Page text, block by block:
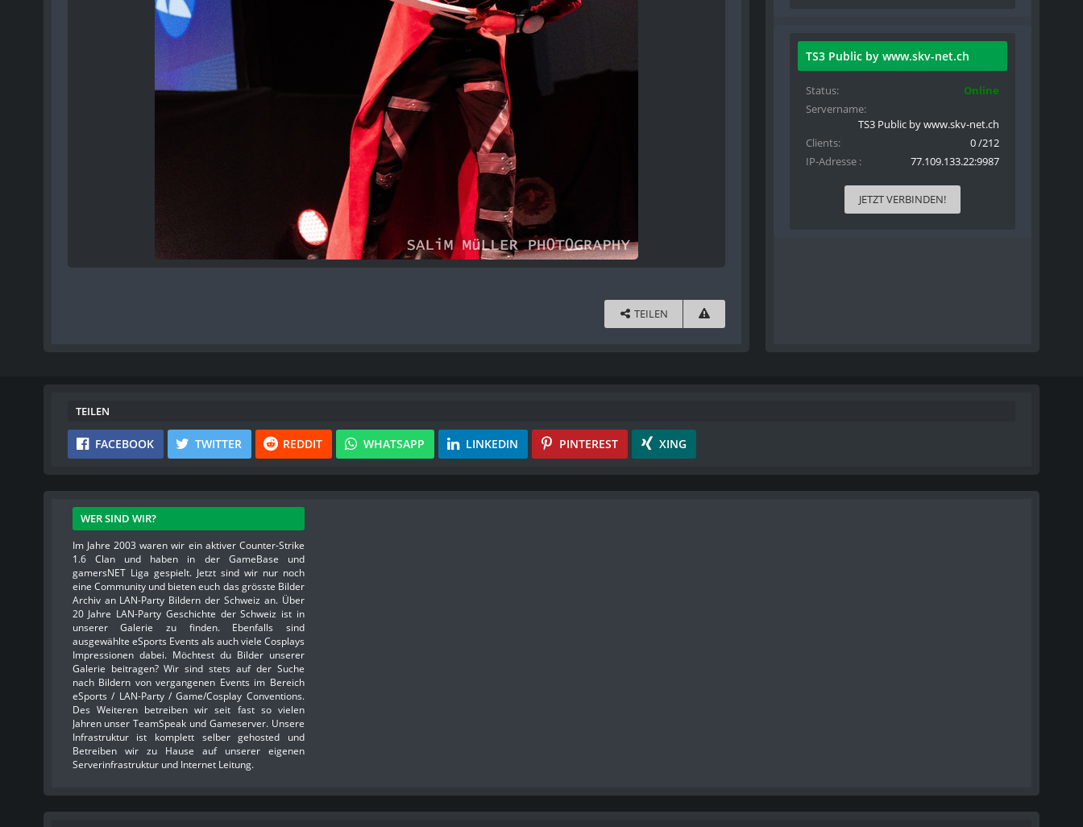
TEILEN
TS3 Public by www.skv-net.ch
Status
Online
Servername
TS3 Public by www.skv-net.ch
Clients
0 /212
IP-Adresse
77.109.133.22:9987
JETZT VERBINDEN!
TEILEN
FACEBOOK TWITTER REDDIT WHATSAPP LINKEDIN PINTEREST XING
WER SIND WIR?
Im Jahre 2003 waren wir ein aktiver Counter-Strike
1.6 Clan und haben in der GameBase und
gamersNET Liga gespielt. Jetzt sind wir nur noch
eine Community und bieten euch das grösste Bilder
Archiv an LAN-Party Bildern der Schweiz an. Über
20 Jahre LAN-Party Geschichte der Schweiz ist in
unserer Galerie zu finden. Ebenfalls sind
ausgewählte eSports Events als auch viele Cosplays
Impressionen dabei. Möchtest du Bilder unserer
Galerie beitragen? Wir sind stets auf der Suche
nach Bildern von vergangenen Events im Bereich
eSports / LAN-Party / Game/Cosplay Conventions.
Des Weiteren betreiben wir seit fast so vielen
Jahren unser TeamSpeak und Gameserver. Unsere
Infrastruktur ist komplett selber gehosted und
Betreiben wir zu Hause auf unserer eigenen
Serverinfrastruktur und Internet Leitung.